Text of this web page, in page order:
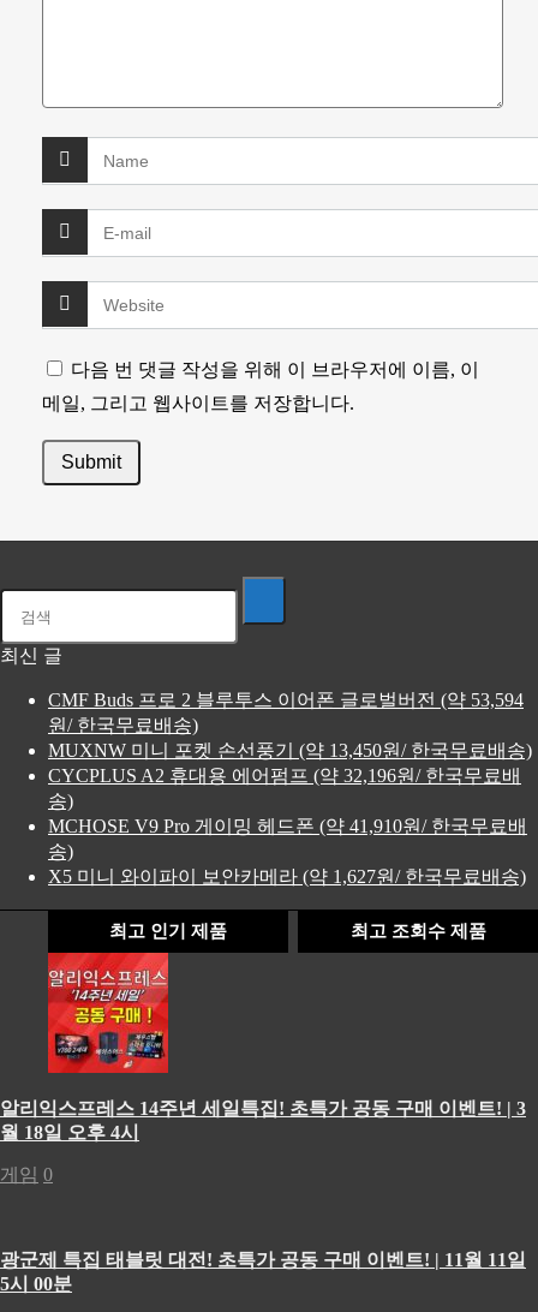
다음 번 댓글 작성을 위해 이 브라우저에 이름, 이
메일, 그리고 웹사이트를 저장합니다.
최신 글
CMF Buds 프로 2 블루투스 이어폰 글로벌버전 (약 53,594
원/ 한국무료배송)
MUXNW 미니 포켓 손선풍기 (약 13,450원/ 한국무료배송)
CYCPLUS A2 휴대용 에어펌프 (약 32,196원/ 한국무료배
송)
MCHOSE V9 Pro 게이밍 헤드폰 (약 41,910원/ 한국무료배
송)
X5 미니 와이파이 보안카메라 (약 1,627원/ 한국무료배송)
최고 인기 제품 최고 조회수 제품
알리익스프레스 14주년 세일특집! 초특가 공동 구매 이벤트! | 3
월 18일 오후 4시
게임 0
광군제 특집 태블릿 대전! 초특가 공동 구매 이벤트! | 11월 11일
5시 00분